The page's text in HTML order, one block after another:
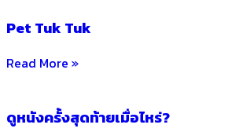
Pet Tuk Tuk
Read More »
ดูหนังครั้งสุดท้ายเมื่อไหร่?